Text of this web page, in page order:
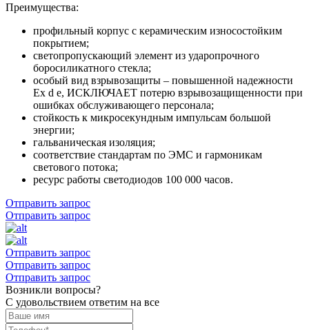
Преимущества:
профильный корпус с керамическим износостойким
покрытием;
светопропускающий элемент из ударопрочного
боросиликатного стекла;
особый вид взрывозащиты – повышенной надежности
Ех d e, ИСКЛЮЧАЕТ потерю взрывозащищенности при
ошибках обслуживающего персонала;
стойкость к микросекундным импульсам большой
энергии;
гальваническая изоляция;
соответствие стандартам по ЭМС и гармоникам
светового потока;
ресурс работы светодиодов 100 000 часов.
Отправить запрос
Отправить запрос
Отправить запрос
Отправить запрос
Отправить запрос
Возникли вопросы?
С удовольствием ответим на все